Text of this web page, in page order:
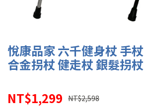
悅康品家 六千健身杖 手
合金拐杖 健走杖 銀髮拐杖
NT$1,299 NT$2,598